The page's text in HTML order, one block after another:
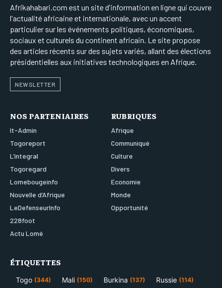
Afrikahabari.com est un site d'information en ligne qui couvre
l'actualité africaine et internationale, avec un accent
particulier sur les événements politiques, économiques,
sociaux et culturels du continent africain. Le site propose
des articles récents sur des sujets variés, allant des élections
présidentielles aux initiatives technologiques en Afrique.
NEWSLETTER
NOS PARTENIAIRES
It-Admin
Togoreport
L’integral
Togoregard
Lomebougeinfo
Nouvelle d’Afrique
LeDefenseurInfo
228foot
Actu Lomé
RUBRIQUES
Afrique
Communiqué
Culture
Divers
Economie
Monde
Opportunité
ÉTIQUETTES
Togo (344) Mali (150) Burkina (137) Russie (114)